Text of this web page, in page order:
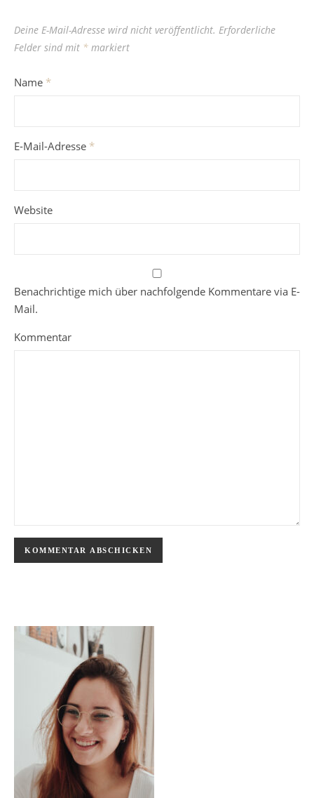
Deine E-Mail-Adresse wird nicht veröffentlicht. Erforderliche
Felder sind mit * markiert
Name *
E-Mail-Adresse *
Website
Benachrichtige mich über nachfolgende Kommentare via E-
Mail.
Kommentar